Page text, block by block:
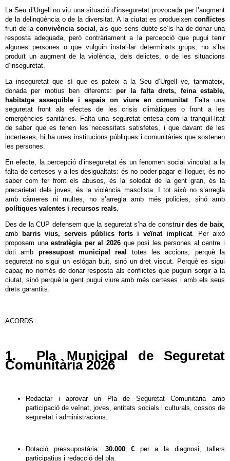
La Seu d’Urgell no viu una situació d’inseguretat provocada per l’augment
de la delinqüència o de la diversitat. A la ciutat es produeixen conflictes
fruit de laconvivència social , als que sens dubte se’ls ha de donar una
resposta adequada, però contràriament a la percepció que pugui tenir
algunes persones o que vulguin instal·lar determinats grups, no s’ha
produït un augment de la violència, dels delictes, o de les situacions
d’inseguretat.
La inseguretat que sí que es pateix a la Seu d’Urgell ve, tanmateix,
donada per motius ben diferents: per la falta drets, feina estable,
habitatge assequible i espais on viure en comunitat. Falta una
seguretat front als efectes de les crisis climàtiques o front a les
emergències sanitàries. Falta una seguretat entesa com la tranquil·litat
de saber que es tenen les necessitats satisfetes, i que davant de les
incerteses, hi ha unes institucions públiques i comunitàries que sostenen
les persones.
En efecte, la percepció d’inseguretat és un fenomen social vinculat a la
falta de certeses y a les desigualtats: és no poder pagar el lloguer, és no
saber com fer front els abusos, és la soledat de la gent gran, és la
precarietat dels joves, és la violència masclista. I tot això no s’arregla
amb càmeres ni multes, no s’arregla amb més policies, sinó amb
polítiques valentes i recursos reals.
Des de la CUP defensem que la seguretat s’ha de construirdes de baix,
amb
barris vius, serveis públics forts i veïnat implicat. Per això
proposem unaestratègia per al 2026 que posi les persones al centre i
doti amb pressupost municipal real totes les accions, perquè la
seguretat no sigui un eslògan buit, sinó un dret viscut. Perquè es sigui
capaç no només de donar resposta als conflictes que puguin sorgir a la
ciutat, sinó perquè la gent pugui viure amb més certeses i amb els seus
drets garantits.
ACORDS:
1. Pla Municipal de Seguretat
Comunitària 2026
Redactar i aprovar un Pla de Seguretat Comunitària amb
participació de veïnat, joves, entitats socials i culturals, cossos de
seguretat i administracions.
Dotació pressupostària: 30.000 € per a la diagnosi, tallers
participatius i redacció del pla.